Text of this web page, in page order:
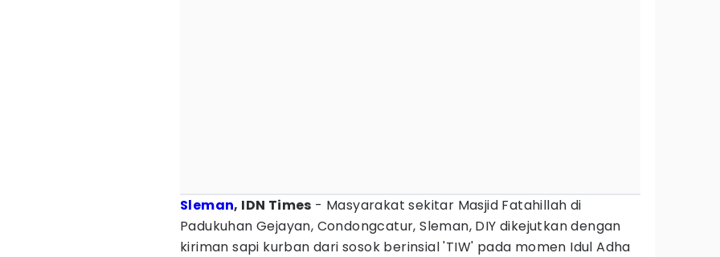
Sleman, IDN Times - Masyarakat sekitar Masjid Fatahillah di
Padukuhan Gejayan, Condongcatur, Sleman, DIY dikejutkan dengan
kiriman sapi kurban dari sosok berinsial 'TIW' pada momen Idul Adha